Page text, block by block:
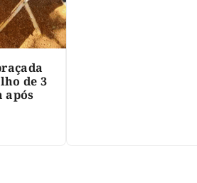
de 3
após